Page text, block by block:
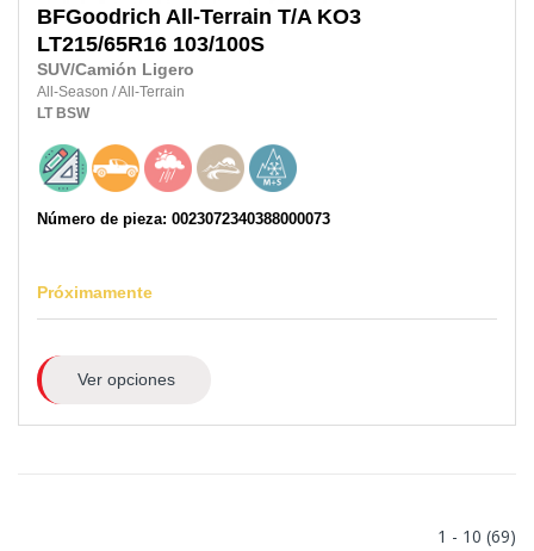
BFGoodrich All-Terrain T/A KO3
LT215/65R16 103/100S
SUV/Camión Ligero
All-Season /All-Terrain
LT BSW
Número de pieza: 0023072340388000073
Próximamente
Ver opciones
1 - 10 (69)